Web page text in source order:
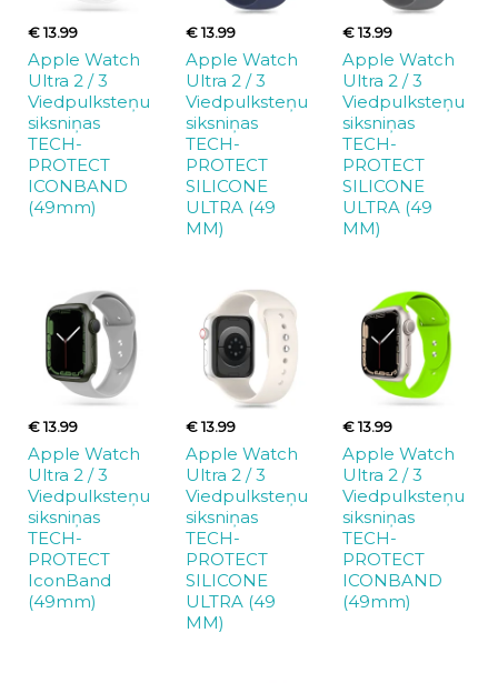
€ 13.99
Apple Watch
Ultra 2 / 3
Viedpulksteņu
siksniņas
TECH-
PROTECT
ICONBAND
(49mm)
€ 13.99
Apple Watch
Ultra 2 / 3
Viedpulksteņu
siksniņas
TECH-
PROTECT
SILICONE
ULTRA (49
MM)
€ 13.99
Apple Watch
Ultra 2 / 3
Viedpulksteņu
siksniņas
TECH-
PROTECT
SILICONE
ULTRA (49
MM)
€ 13.99
Apple Watch
Ultra 2 / 3
Viedpulksteņu
siksniņas
TECH-
PROTECT
IconBand
(49mm)
€ 13.99
Apple Watch
Ultra 2 / 3
Viedpulksteņu
siksniņas
TECH-
PROTECT
SILICONE
ULTRA (49
MM)
€ 13.99
Apple Watch
Ultra 2 / 3
Viedpulksteņu
siksniņas
TECH-
PROTECT
ICONBAND
(49mm)